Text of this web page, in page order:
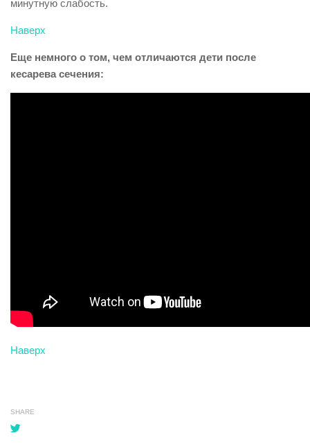
минутную слабость.
Наверх
Еще немного о том, чем отличаются дети после
кесарева сечения:
Наверх
SHARE